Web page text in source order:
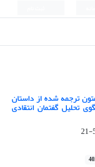
ترجمه شده از داستان
تحلیل گفتمان انتقادی